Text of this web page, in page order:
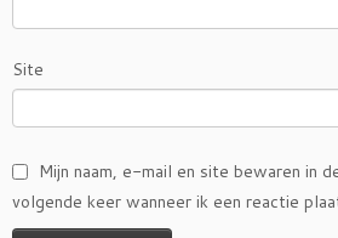
Site
Mijn naam, e-mail en site bewaren in
volgende keer wanneer ik een reactie